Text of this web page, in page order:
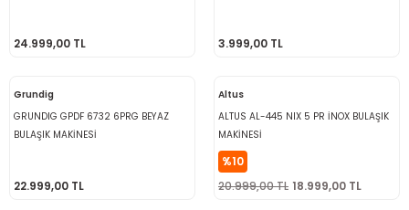
24.999,00 TL 3.999,00 TL
Grundig
GRUNDIG GPDF 6732 6PRG BEYAZ
BULAŞIK MAKİNESİ
22.999,00 TL
Altus
ALTUS AL-445 NIX 5 PR İNOX BULAŞIK
MAKİNESİ
%10
20.999,00 TL 18.999,00 TL